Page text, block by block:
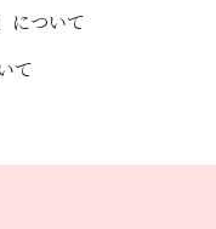
について
て